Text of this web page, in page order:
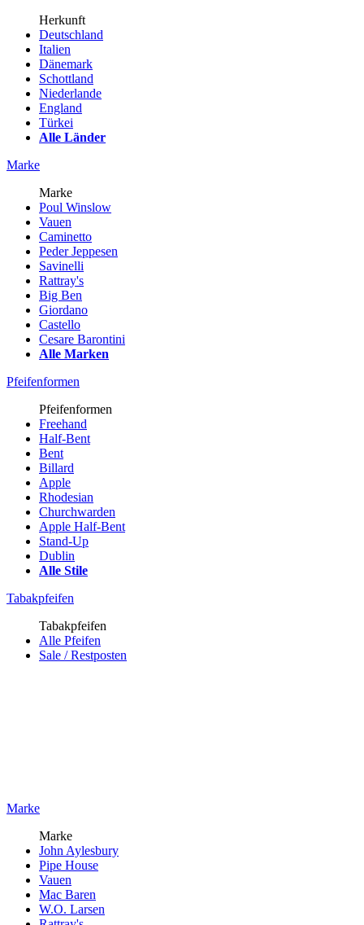
Herkunft
Deutschland
Italien
Dänemark
Schottland
Niederlande
England
Türkei
Alle Länder
Marke
Marke
Poul Winslow
Vauen
Caminetto
Peder Jeppesen
Savinelli
Rattray's
Big Ben
Giordano
Castello
Cesare Barontini
Alle Marken
Pfeifenformen
Pfeifenformen
Freehand
Half-Bent
Bent
Billard
Apple
Rhodesian
Churchwarden
Apple Half-Bent
Stand-Up
Dublin
Alle Stile
Tabakpfeifen
Tabakpfeifen
Alle Pfeifen
Sale / Restposten
Marke
Marke
John Aylesbury
Pipe House
Vauen
Mac Baren
W.O. Larsen